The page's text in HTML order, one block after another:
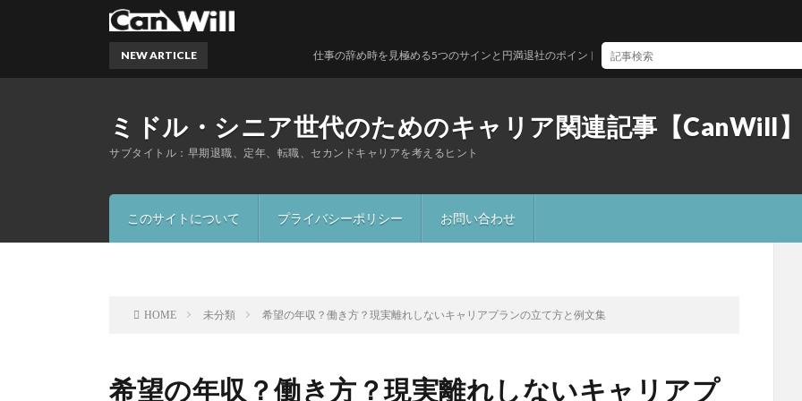
ミドル・シニア世代のためのキャリア関連記事【CanWill
サブタイトル：早期退職、定年、転職、セカンドキャリアを考えるヒント
このサイトについて プライバシーポリシー お問い合わせ
NEW ARTICLE 仕事の辞め時を見極める5つのサインと円満退社のポイント
HOME 未分類 希望の年収？働き方？現実離れしないキャリアプランの立て方と例文集
希望の年収？働き方？現実離れしないキャリアプ